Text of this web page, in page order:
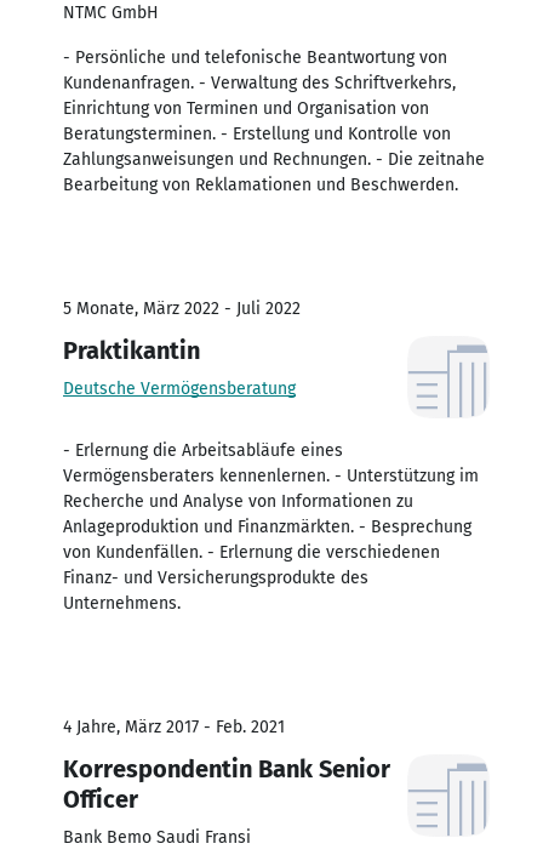
NTMC GmbH
- Persönliche und telefonische Beantwortung von
Kundenanfragen. - Verwaltung des Schriftverkehrs,
Einrichtung von Terminen und Organisation von
Beratungsterminen. - Erstellung und Kontrolle von
Zahlungsanweisungen und Rechnungen. - Die zeitnahe
Bearbeitung von Reklamationen und Beschwerden.
5 Monate, März 2022 - Juli 2022
Praktikantin
Deutsche Vermögensberatung
- Erlernung die Arbeitsabläufe eines
Vermögensberaters kennenlernen. - Unterstützung im
Recherche und Analyse von Informationen zu
Anlageproduktion und Finanzmärkten. - Besprechung
von Kundenfällen. - Erlernung die verschiedenen
Finanz- und Versicherungsprodukte des
Unternehmens.
4 Jahre, März 2017 - Feb. 2021
Korrespondentin Bank Senior
Officer
Bank Bemo Saudi Fransi